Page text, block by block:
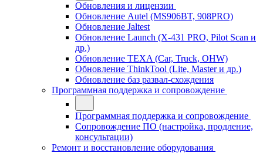
Обновления и лицензии
Обновление Autel (MS906BT, 908PRO)
Обновление Jaltest
Обновление Launch (X-431 PRO, Pilot Scan и
др.)
Обновление TEXA (Car, Truck, OHW)
Обновление ThinkTool (Lite, Master и др.)
Обновление баз развал-схождения
Программная поддержка и сопровождение
Программная поддержка и сопровождение
Сопровождение ПО (настройка, продление,
консультации)
Ремонт и восстановление оборудования